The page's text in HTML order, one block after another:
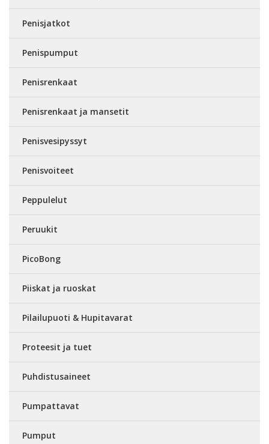
Penisjatkot
Penispumput
Penisrenkaat
Penisrenkaat ja mansetit
Penisvesipyssyt
Penisvoiteet
Peppulelut
Peruukit
PicoBong
Piiskat ja ruoskat
Pilailupuoti & Hupitavarat
Proteesit ja tuet
Puhdistusaineet
Pumpattavat
Pumput